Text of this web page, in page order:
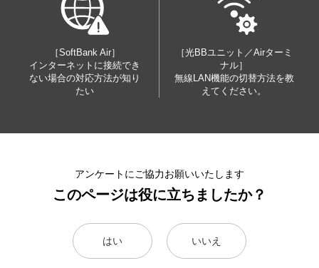
［SoftBank Air］
インターネットに接続でき
ない場合の対応方法が知り
たい
［光BBユニット／Airターミ
ナル］
無線LAN機能の切替方法を教
えてください。
アンケートにご協力お願いいたします
このページは役に立ちましたか？
はい いいえ